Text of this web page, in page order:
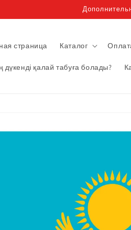
страница Каталог
дүкенді қалай табуға болады?